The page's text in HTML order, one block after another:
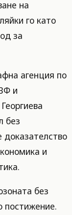
на
го като
за
агенция по
и
без
доказателство
и
без
постижение.